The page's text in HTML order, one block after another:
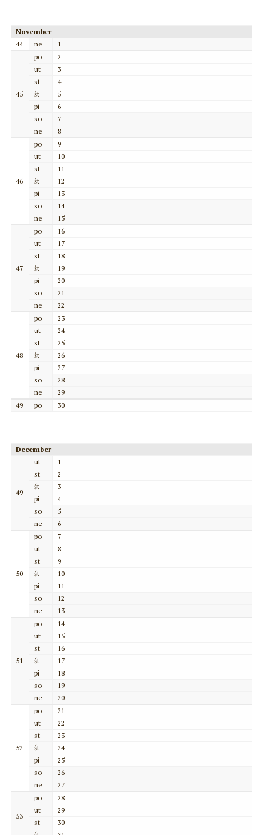
November
44
ne 1
45
po
2
ut
3
st
4
št
5
pi
6
so
7
ne
8
46
po
9
ut
10
st
11
št
12
pi
13
so
14
ne
15
47
po
16
ut
17
st
18
št
19
pi
20
so
21
ne
22
48
po
23
ut
24
st
25
št
26
pi
27
so
28
ne
29
49
po 30
December
49
ut
1
st
2
št
3
pi
4
so
5
ne
6
50
po
7
ut
8
st
9
št
10
pi
11
so
12
ne
13
51
po
14
ut
15
st
16
št
17
pi
18
so
19
ne
20
52
po
21
ut
22
st
23
št
24
pi
25
so
26
ne
27
53
po
28
ut
29
st
30